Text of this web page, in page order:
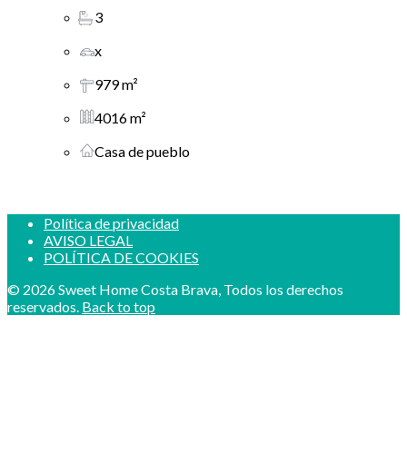
3
x
979 m²
4016 m²
Casa de pueblo
Política de privacidad
AVISO LEGAL
POLÍTICA DE COOKIES
© 2026 Sweet Home Costa Brava, Todos los derechos
reservados. Back to top